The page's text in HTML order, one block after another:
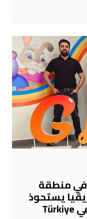
في منطقة
يستحوذ